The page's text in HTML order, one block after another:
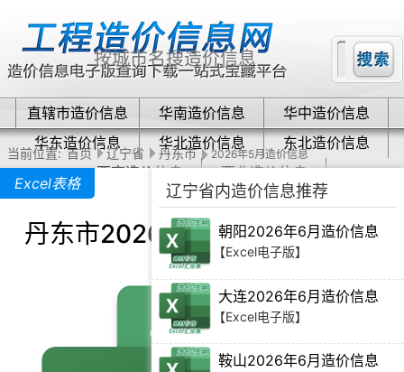
直辖市造价信息 华南造价信息
华中造价信息
华东造价信息
华北造价信息
东北造价信息
西南造价信息
西北造价信息
当前位置: 首页 辽宁省 丹东市 2026年5月造价信息
Excel表格
丹东市2026年5月造价信息下载
辽宁省内造价信息推荐
朝阳2026年6月造价信息
【Excel电子版】
大连2026年6月造价信息
【Excel电子版】
鞍山2026年6月造价信息